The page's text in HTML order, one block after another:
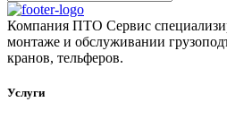
Компания ПТО Сервис
монтаже и обслуживании
кранов, тельферов.
Услуги